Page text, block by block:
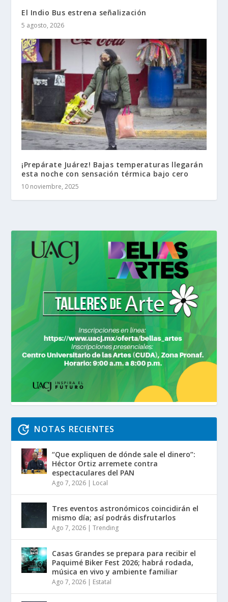
El Indio Bus estrena señalización
5 agosto, 2026
¡Prepárate Juárez! Bajas temperaturas llegarán
esta noche con sensación térmica bajo cero
10 noviembre, 2025
NOTAS RECIENTES
“Que expliquen de dónde sale el dinero”:
Héctor Ortiz arremete contra
espectaculares del PAN
Ago 7, 2026 | Local
Tres eventos astronómicos coincidirán el
mismo día; así podrás disfrutarlos
Ago 7, 2026 |Trending
Casas Grandes se prepara para recibir el
Paquimé Biker Fest 2026; habrá rodada,
música en vivo y ambiente familiar
Ago 7, 2026 | Estatal